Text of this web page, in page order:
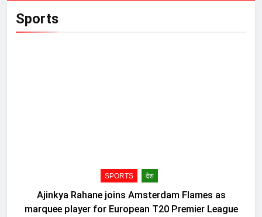
Sports
SPORTS देश
Ajinkya Rahane joins Amsterdam Flames as
marquee player for European T20 Premier League